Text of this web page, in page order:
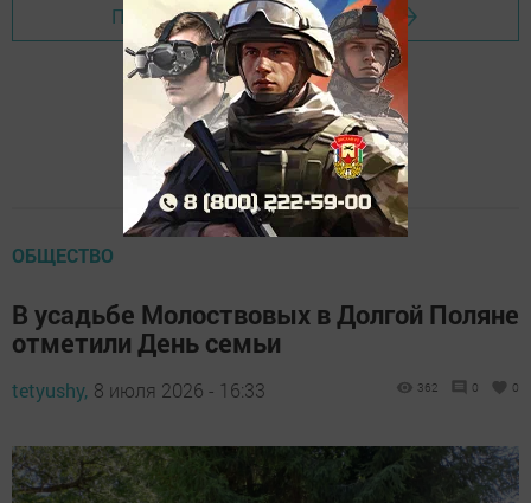
Перейти на страницу новости
ОБЩЕСТВО
В усадьбе Молоствовых в Долгой Поляне
отметили День семьи
tetyushy, 8 июля 2026 - 16:33 362 0 0